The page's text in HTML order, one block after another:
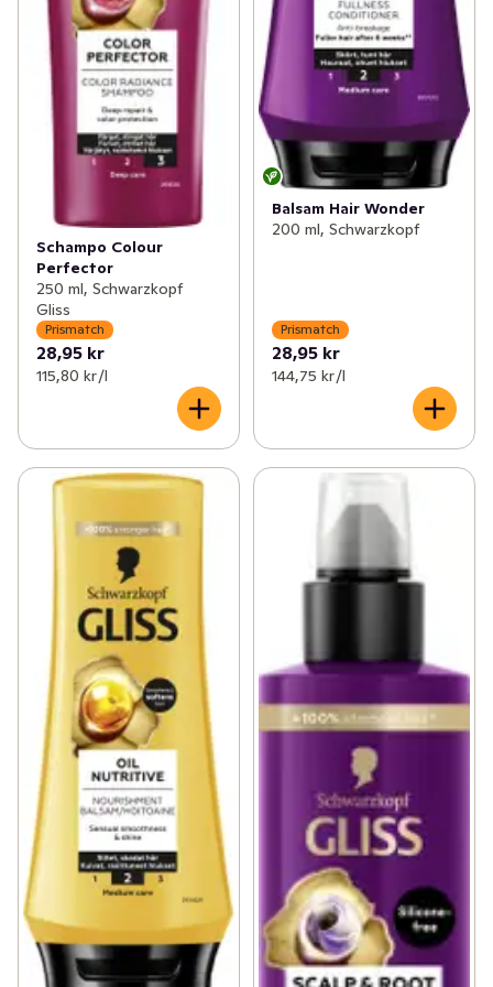
Schampo Colour
Perfector
250 ml, Schwarzkopf
Gliss
Prismatch
28,95 kr
115,80 kr /l
Balsam Hair Wonder
200 ml, Schwarzkopf
Prismatch
28,95 kr
144,75 kr /l